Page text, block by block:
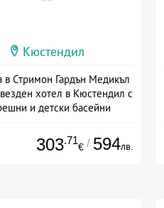
Кюстендил
в Стримон Гардън Медикъл
хотел в Кюстендил с
и детски басейни
303.71
€ / 594лв.